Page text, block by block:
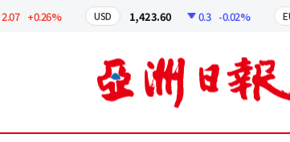
+0.26% USD 1,423.60 0.3 -0.02% EUR